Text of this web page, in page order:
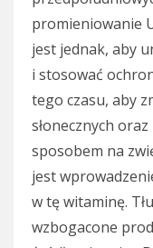
promieniowanie
jest jednak, aby
i stosować
tego czasu, aby
słonecznych
sposobem na
jest
w tę witaminę.
wzbogacone